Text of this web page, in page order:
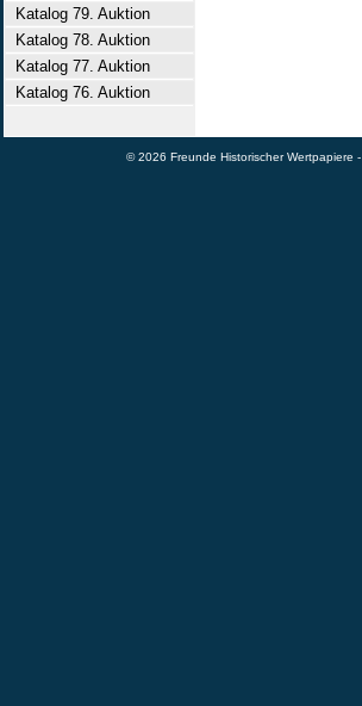
Katalog 79. Auktion
Katalog 78. Auktion
Katalog 77. Auktion
Katalog 76. Auktion
© 2026 Freunde Historischer Wertpapiere